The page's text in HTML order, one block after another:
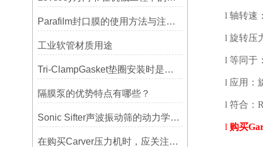
Parafilm封口膜的使用方法与注意事项
工业软管材质用途
Tri-ClampGasket垫圈安装时是否需要涂抹润滑剂或密封脂？
隔膜泵的优势特点有哪些？
Sonic Sifter声波振动筛的动力学模拟与性能分析
在购买Carver压力机时，应关注哪些性能指标？
l 轴转速
l 旋转压
l 等同于
l 应用：
l 符合：
l 购买